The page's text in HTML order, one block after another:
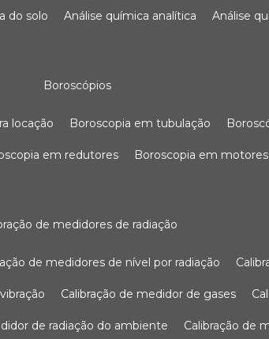
do solo análise química analítica análise
boroscópios
locação boroscopia em tubulação
em redutores boroscopia em motores
de medidores de radiação
de medidores de nível por radiação
calibração de medidor de gases
de radiação do ambiente calibração de